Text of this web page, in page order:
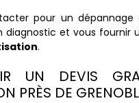
pour un dépannage
diagnostic et vous fournir
.
UN DEVIS
PRÈS DE